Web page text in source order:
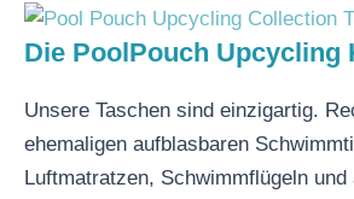
Die PoolPouch Upcycling
Unsere Taschen sind einzigartig.
ehemaligen aufblasbaren
Luftmatratzen, Schwimmflügeln